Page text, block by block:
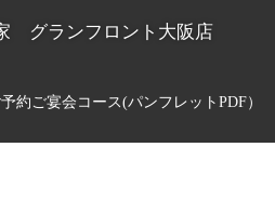
グランフロント大阪店
約ご宴会コース(パンフレットPDF）